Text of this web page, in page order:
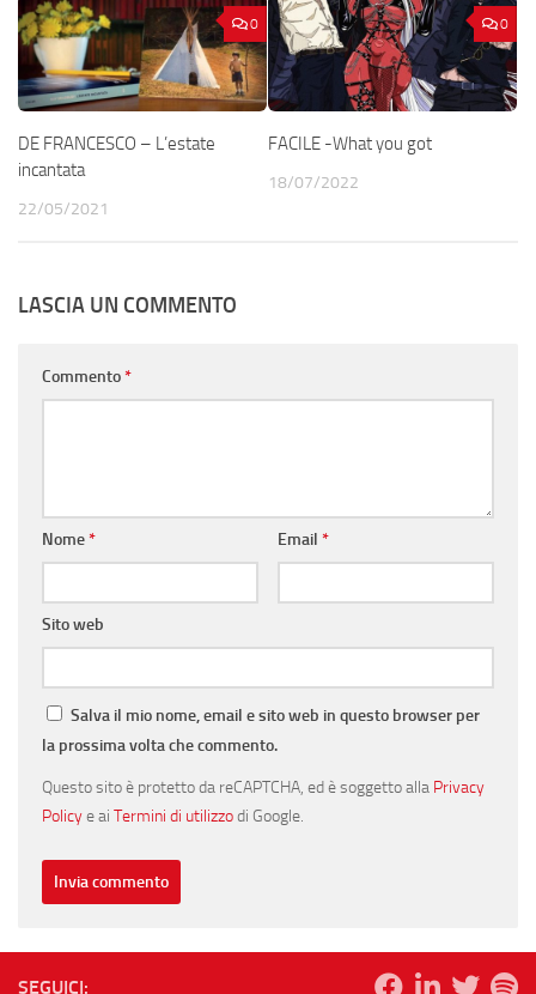
0
DE FRANCESCO – L’estate
incantata
22/05/2021
0
FACILE -What you got
18/07/2022
LASCIA UN COMMENTO
Commento*
Nome* Email *
Sito web
Salva il mio nome, email e sito web in questo browser per
la prossima volta che commento.
Questo sito è protetto da reCAPTCHA, ed è soggetto alla Privacy
Policye ai Termini di utilizzodi Google.
SEGUICI: